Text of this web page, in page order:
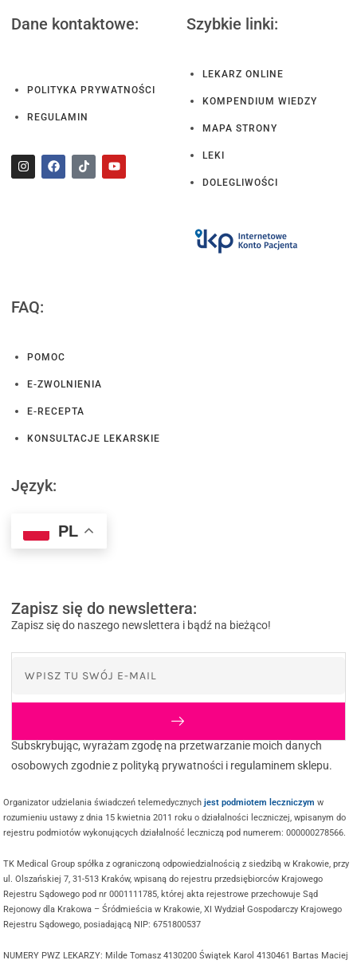
Dane kontaktowe:
POLITYKA PRYWATNOŚCI
REGULAMIN
Szybkie linki:
LEKARZ ONLINE
KOMPENDIUM WIEDZY
MAPA STRONY
LEKI
DOLEGLIWOŚCI
FAQ:
POMOC
E-ZWOLNIENIA
E-RECEPTA
KONSULTACJE LEKARSKIE
Język:
PL
Zapisz się do newslettera:
Zapisz się do naszego newslettera i bądź na bieżąco!
Subskrybując, wyrażam zgodę na przetwarzanie moich danych
osobowych zgodnie z polityką prywatności i regulaminem sklepu.
Organizator udzielania świadczeń telemedycznychjest podmiotem leczniczym w
rozumieniu ustawy z dnia 15 kwietnia 2011 roku o działalności leczniczej, wpisanym do
rejestru podmiotów wykonujących działalność leczniczą pod numerem: 000000278566.
TK Medical Group spółka z ograniczoną odpowiedzialnością z siedzibą w Krakowie, przy
ul. Olszańskiej 7, 31-513 Kraków, wpisaną do rejestru przedsiębiorców Krajowego
Rejestru Sądowego pod nr 0001111785, której akta rejestrowe przechowuje Sąd
Rejonowy dla Krakowa – Śródmieścia w Krakowie, XI Wydział Gospodarczy Krajowego
Rejestru Sądowego, posiadającą NIP: 6751800537
NUMERY PWZ LEKARZY: Milde Tomasz 4130200 Świątek Karol 4130461 Bartas Maciej